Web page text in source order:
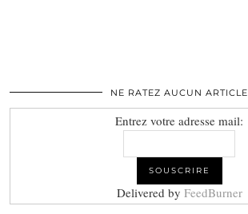
NE RATEZ AUCUN ARTICLE
Entrez votre adresse mail:
Delivered by FeedBurner